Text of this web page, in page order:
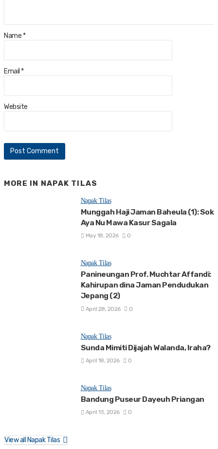
Name *
Email *
Website
MORE IN NAPAK TILAS
Napak Tilas
Munggah Haji Jaman Baheula (1): Sok
Aya Nu Mawa Kasur Sagala
May 18, 2026 0
Napak Tilas
Panineungan Prof. Muchtar Affandi:
Kahirupan dina Jaman Pendudukan
Jepang (2)
April 28, 2026 0
Napak Tilas
Sunda Mimiti Dijajah Walanda, Iraha?
April 18, 2026 0
Napak Tilas
Bandung Puseur Dayeuh Priangan
April 13, 2026 0
View all Napak Tilas